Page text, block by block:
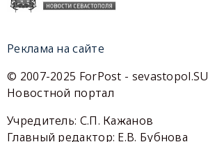
Реклама на сайте
© 2007-2025 ForPost - sevastopol.SU
Новостной портал
Учредитель: С.П. Кажанов
Главный редактор: Е.В. Бубнова